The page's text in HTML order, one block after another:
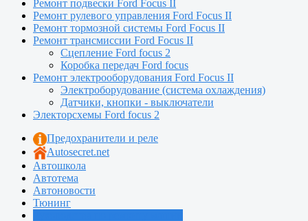
Ремонт подвески Ford Focus II
Ремонт рулевого управления Ford Focus II
Ремонт тормозной системы Ford Focus II
Ремонт трансмиссии Ford Focus II
Сцепление Ford focus 2
Коробка передач Ford focus
Ремонт электрооборудования Ford Focus II
Электроборудование (система охлаждения)
Датчики, кнопки - выключатели
Электорсхемы Ford focus 2
Предохранители и реле
Autosecret.net
Автошкола
Автотема
Автоновости
Тюнинг